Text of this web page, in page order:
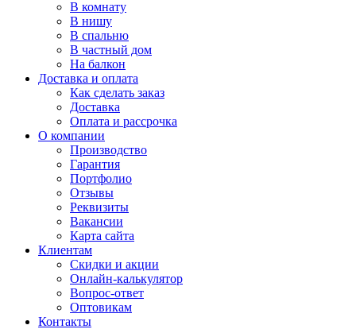
В комнату
В нишу
В спальню
В частный дом
На балкон
Доставка и оплата
Как сделать заказ
Доставка
Оплата и рассрочка
О компании
Производство
Гарантия
Портфолио
Отзывы
Реквизиты
Вакансии
Карта сайта
Клиентам
Скидки и акции
Онлайн-калькулятор
Вопрос-ответ
Оптовикам
Контакты